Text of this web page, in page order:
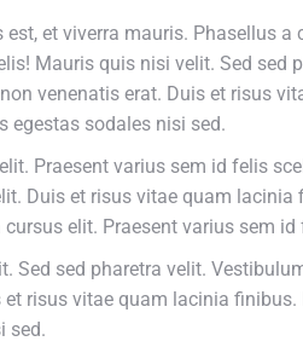
est, et viverra mauris. Phasellus
Mauris quis nisi velit. Sed sed
venenatis erat. Duis et risus
egestas sodales nisi sed.
Praesent varius sem id felis
Duis et risus vitae quam
elit. Praesent varius sem
Sed sed pharetra velit.
et risus vitae quam lacinia
sed.